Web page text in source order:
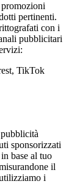
pertinenti.
con i
pubblicitari
TikTok
sponsorizzati
base al tuo
il
i